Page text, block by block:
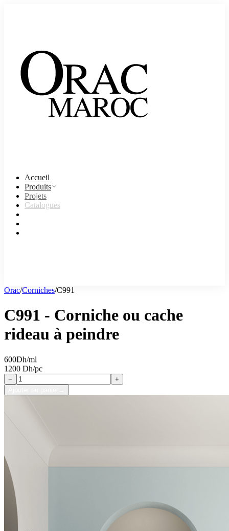
Accueil
Produits
Projets
Catalogues
Orac/Corniches/C991
C991 - Corniche ou cache
rideau à peindre
600Dh/ml
1200 Dh/pc
−
+